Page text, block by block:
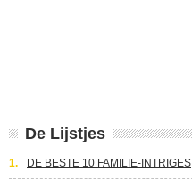
De Lijstjes
1. DE BESTE 10 FAMILIE-INTRIGES